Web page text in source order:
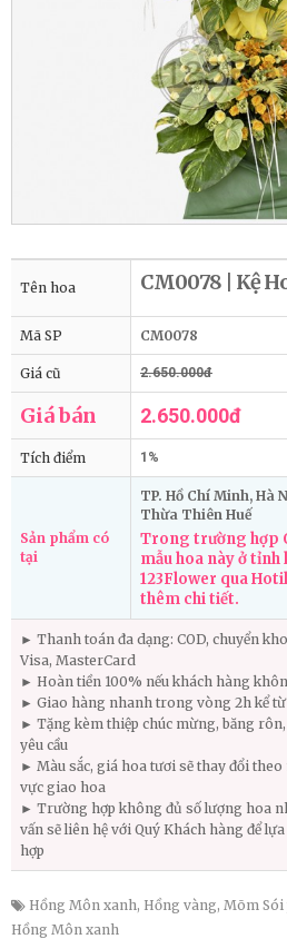
Tên hoa CM0078 | Kệ
Mã SP CM0078
Giá cũ 2.650.000đ
Giá bán 2.650.000đ
Tích điểm 1%
Sản phẩm có
tại
TP. Hồ Chí Minh, Hà
Thừa Thiên Huế
Trong trường hợp
mẫu hoa này ở
123Flower qua
thêm chi tiết.
► Thanh toán đa dạng: COD, chuyển
Visa, MasterCard
► Hoàn tiền 100% nếu khách hàng
► Giao hàng nhanh trong vòng 2h kể
► Tặng kèm thiệp chúc mừng, băng
yêu cầu
► Màu sắc, giá hoa tươi sẽ thay đổi
vực giao hoa
► Trường hợp không đủ số lượng hoa
vấn sẽ liên hệ với Quý Khách hàng để
hợp
Hồng Môn xanh, Hồng vàng, Mõm Sói
Hồng Môn xanh